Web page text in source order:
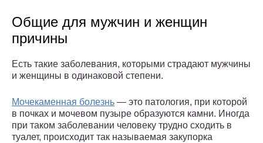
Общие для мужчин и женщин
причины
Есть такие заболевания, которыми страдают мужчины
и женщины в одинаковой степени.
Мочекаменная болезнь — это патология, при которой
в почках и мочевом пузыре образуются камни. Иногда
при таком заболевании человеку трудно сходить в
туалет, происходит так называемая закупорка